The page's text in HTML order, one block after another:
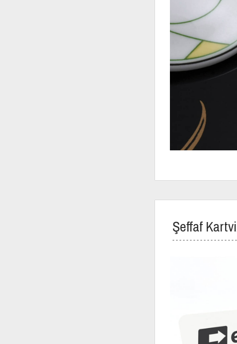
Şeffaf
- - - - - - - - - - - - - - - - - -